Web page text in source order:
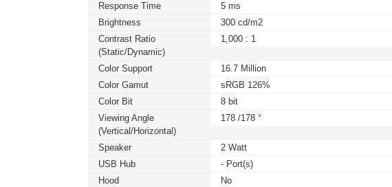
Response Time
5 ms
Brightness
300 cd/m2
Contrast Ratio
(static/dynamic)
1,000 : 1
Color Support
16.7 Million
Color Gamut
sRGB 126%
Color Bit
8 bit
Viewing Angle
(Vertical/Horizontal)
178 /178 °
Speaker
2 Watt
USB Hub
- Port(s)
Hood
No